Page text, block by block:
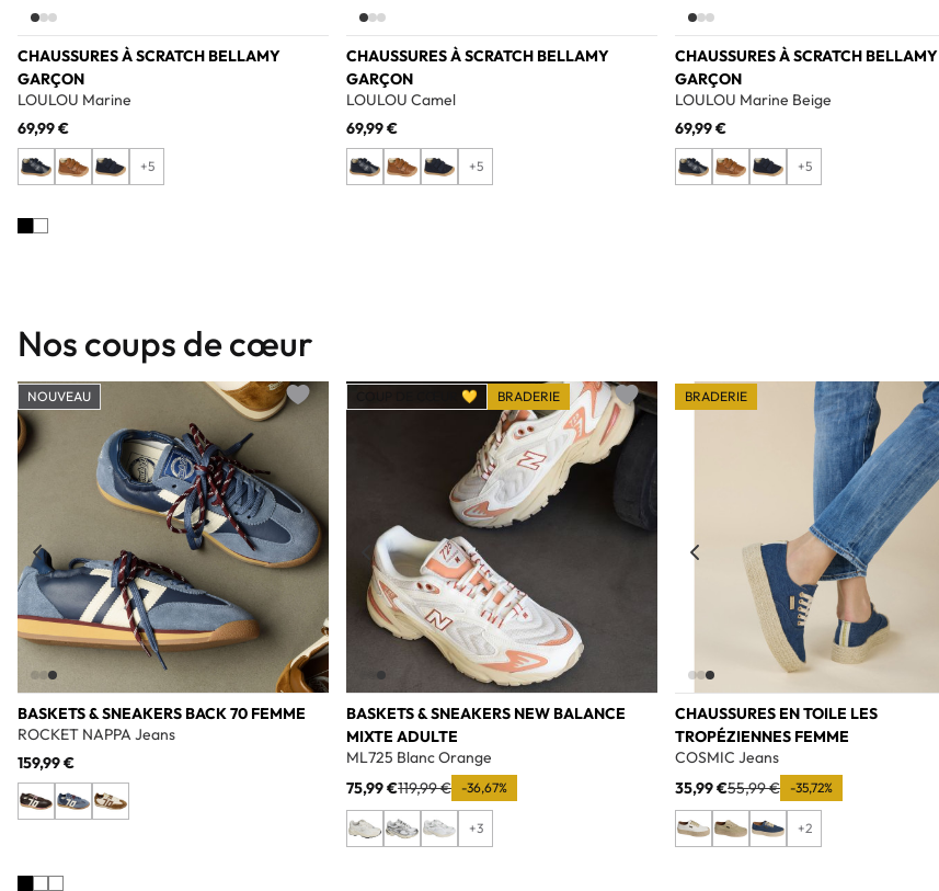
CHAUSSURES À SCRATCH BELLAMY
GARÇON
LOULOU Marine
69,99 €
+5
CHAUSSURES À SCRATCH BELLAMY
GARÇON
LOULOU Camel
69,99 €
+5
CHAUSSURES À SCRATCH BELLAMY
GARÇON
LOULOU Marine Beige
69,99 €
+5
Nos coups de cœur
BASKETS & SNEAKERS BACK 70 FEMME
ROCKET NAPPA Jeans
159,99 €
NOUVEAU
Add to wishlist
BASKETS & SNEAKERS NEW BALANCE
MIXTE ADULTE
ML725 Blanc Orange
75,99 €119,99 € -36,67%
+3
COUP DE CŒUR 💛 BRADERIE
Add to wishlist
CHAUSSURES EN TOILE LES
TROPÉZIENNES FEMME
COSMIC Jeans
35,99 €55,99 € -35,72%
+2
BRADERIE